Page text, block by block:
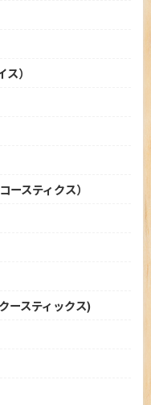
）
スティクス）
ースティックス)